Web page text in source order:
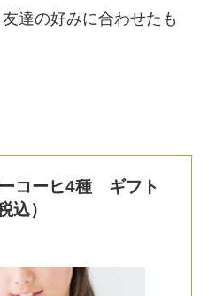
達の好みに合わせたも
コーヒ4種 ギフト
込）